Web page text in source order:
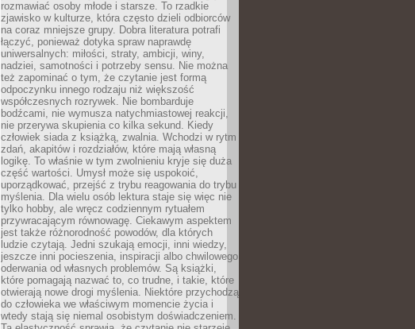
rozmawiać osoby młode i starsze. To rzadkie
zjawisko w kulturze, która często dzieli odbiorców
na coraz mniejsze grupy. Dobra literatura potrafi
łączyć, ponieważ dotyka spraw naprawdę
uniwersalnych: miłości, straty, ambicji, winy,
nadziei, samotności i potrzeby sensu. Nie można
też zapominać o tym, że czytanie jest formą
odpoczynku innego rodzaju niż większość
współczesnych rozrywek. Nie bombarduje
bodźcami, nie wymusza natychmiastowej reakcji,
nie przerywa skupienia co kilka sekund. Kiedy
człowiek siada z książką, zwalnia. Wchodzi w rytm
zdań, akapitów i rozdziałów, które mają własną
logikę. To właśnie w tym zwolnieniu kryje się duża
część wartości. Umysł może się uspokoić,
uporządkować, przejść z trybu reagowania do trybu
myślenia. Dla wielu osób lektura staje się więc nie
tylko hobby, ale wręcz codziennym rytuałem
przywracającym równowagę. Ciekawym aspektem
jest także różnorodność powodów, dla których
ludzie czytają. Jedni szukają emocji, inni wiedzy,
jeszcze inni pocieszenia, inspiracji albo chwilowego
oderwania od własnych problemów. Są książki,
które pomagają nazwać to, co trudne, i takie, które
otwierają nowe drogi myślenia. Niektóre przychodzą
do człowieka we właściwym momencie życia i
wtedy stają się niemal osobistym doświadczeniem.